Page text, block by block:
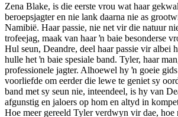
options
may
be
chosen
on
the
product
page
Zena Blake, is die eerste vrou wat haar
beroepsjagter en nie lank daarna nie as
Namibië. Haar passie, nie net vir die natuur
trofeejag, maak van haar ŉ baie besonderse
Hul seun, Deandre, deel haar passie vir albei
hulle het ŉ baie spesiale band. Tyler, haar
professionele jagter. Alhoewel hy ŉ goeie
voorliefde om eerder die lewe te geniet sy
band met sy seun nie, inteendeel, is hy van
afgunstig en jaloers op hom en altyd in
Hoe meer gereeld Tyler verdwyn vir dae, hoe